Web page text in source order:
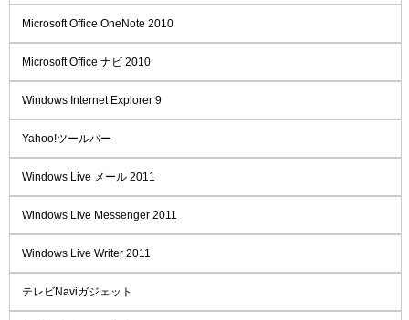
Microsoft Office OneNote 2010
Microsoft Office ナビ 2010
Windows Internet Explorer 9
Yahoo!ツールバー
Windows Live メール 2011
Windows Live Messenger 2011
Windows Live Writer 2011
テレビNaviガジェット